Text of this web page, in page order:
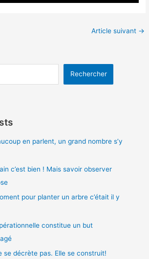
Article suivant →
Rechercher
en parlent, un grand nombre s’y
c’est bien ! Mais savoir observer
pour planter un arbre c’était il y
constitue un but
se décrète pas. Elle se construit!